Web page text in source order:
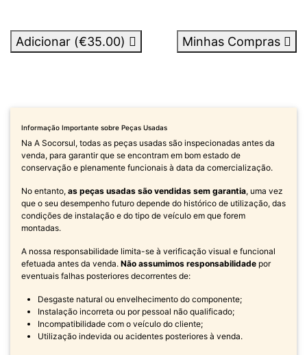
Adicionar (€35.00) Minhas Compras
Informação Importante sobre Peças Usadas
Na A Socorsul, todas as peças usadas são inspecionadas antes da
venda, para garantir que se encontram em bom estado de
conservação e plenamente funcionais à data da comercialização.
No entanto, as peças usadas são vendidas sem garantia, uma vez
que o seu desempenho futuro depende do histórico de utilização, das
condições de instalação e do tipo de veículo em que forem
montadas.
A nossa responsabilidade limita-se à verificação visual e funcional
efetuada antes da venda. Não assumimos responsabilidade por
eventuais falhas posteriores decorrentes de:
Desgaste natural ou envelhecimento do componente;
Instalação incorreta ou por pessoal não qualificado;
Incompatibilidade com o veículo do cliente;
Utilização indevida ou acidentes posteriores à venda.